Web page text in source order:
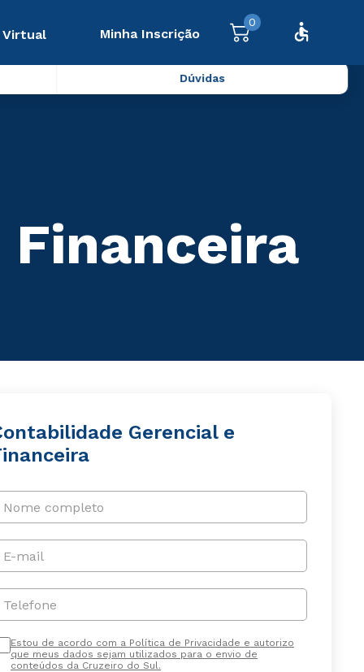
Virtual Minha Inscrição
0
Dúvidas
Gerencial e
Nome completo
E-mail
Telefone
Estou de acordo com a Política de Privacidade e autorizo
que meus dados sejam utilizados para o envio de
conteúdos da Cruzeiro do Sul.